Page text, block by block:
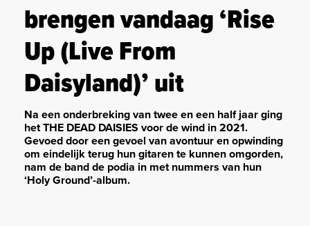
brengen vandaag ‘Rise
Up (Live From
Daisyland)’ uit
Na een onderbreking van twee en een half jaar ging
het THE DEAD DAISIES voor de wind in 2021.
Gevoed door een gevoel van avontuur en opwinding
om eindelijk terug hun gitaren te kunnen omgorden,
nam de band de podia in met nummers van hun
‘Holy Ground’-album.